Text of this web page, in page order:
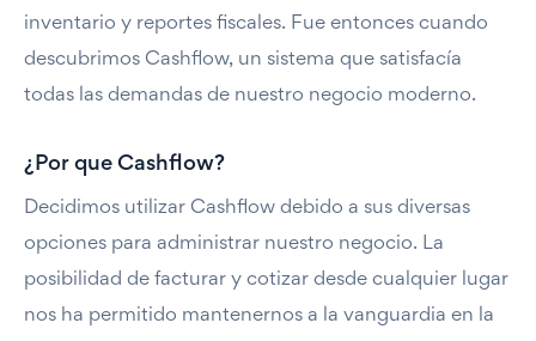
inventario y reportes fiscales. Fue entonces cuando
descubrimos Cashflow, un sistema que satisfacía
todas las demandas de nuestro negocio moderno.
¿Por que Cashflow?
Decidimos utilizar Cashflow debido a sus diversas
opciones para administrar nuestro negocio. La
posibilidad de facturar y cotizar desde cualquier lugar
nos ha permitido mantenernos a la vanguardia en la